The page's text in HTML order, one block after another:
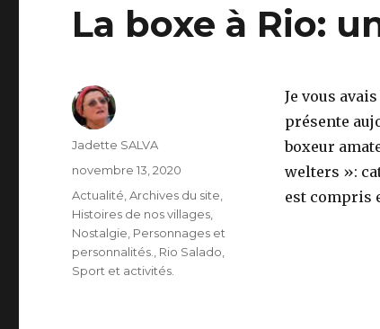
La boxe à Rio:
Je vous
présente
boxeur
welters »:
est compris
Auteur
Jadette SALVA
Publié
novembre 13, 2020
Catégories
Actualité ,Archives du site
Histoires de nos villages
Nostalgie Personnages et
personnalités.
Rio Salado
Sport et activités.